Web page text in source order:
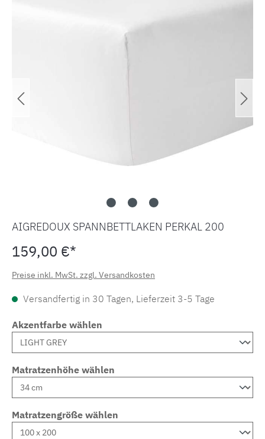
AIGREDOUX SPANNBETTLAKEN PERKAL 200
159,00 €*
Preise inkl. MwSt. zzgl. Versandkosten
Versandfertig in 30 Tagen, Lieferzeit 3-5 Tage
Akzentfarbe wählen
Matratzenhöhe wählen
Matratzengröße wählen